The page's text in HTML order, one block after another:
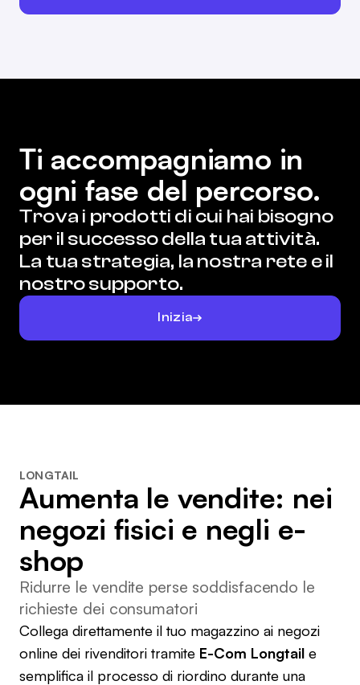
Ti accompagniamo in
ogni fase del percorso.
Trova i prodotti di cui hai bisogno
per il successo della tua attività.
La tua strategia, la nostra rete e il
nostro supporto.
Inizia
LONGTAIL
Aumenta le vendite: nei
negozi fisici e negli e-
shop
Ridurre le vendite perse soddisfacendo le
richieste dei consumatori
Collega direttamente il tuo magazzino ai negozi
online dei rivenditori tramite E-Com Longtail e
semplifica il processo di riordino durante una